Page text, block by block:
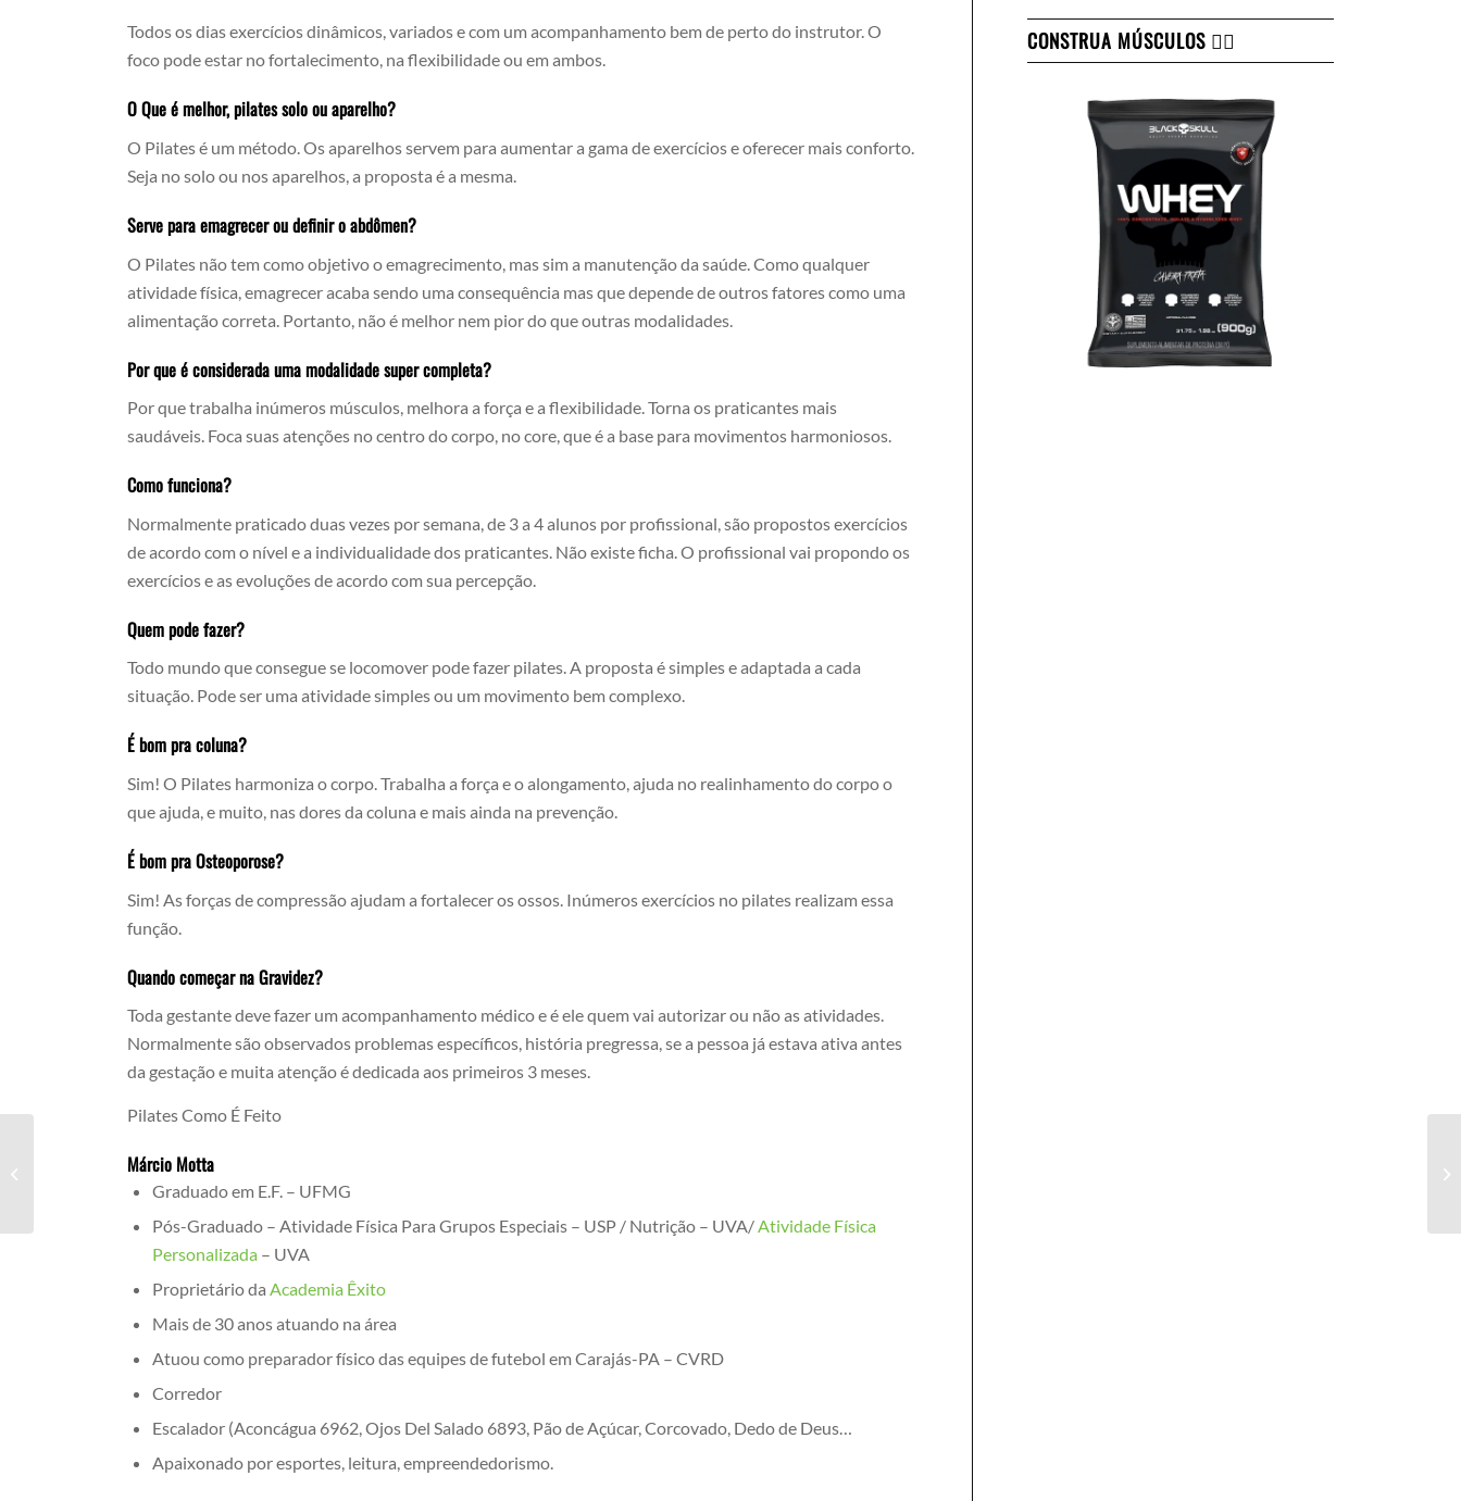
Todos os dias exercícios dinâmicos, variados e com um acompanhamento bem de perto do instrutor. O
foco pode estar no fortalecimento, na flexibilidade ou em ambos.
O Que é melhor, pilates solo ou aparelho?
O Pilates é um método. Os aparelhos servem para aumentar a gama de exercícios e oferecer mais conforto.
Seja no solo ou nos aparelhos, a proposta é a mesma.
Serve para emagrecer ou definir o abdômen?
O Pilates não tem como objetivo o emagrecimento, mas sim a manutenção da saúde. Como qualquer
atividade física, emagrecer acaba sendo uma consequência mas que depende de outros fatores como uma
alimentação correta. Portanto, não é melhor nem pior do que outras modalidades.
Por que é considerada uma modalidade super completa?
Por que trabalha inúmeros músculos, melhora a força e a flexibilidade. Torna os praticantes mais
saudáveis. Foca suas atenções no centro do corpo, no core, que é a base para movimentos harmoniosos.
Como funciona?
Normalmente praticado duas vezes por semana, de 3 a 4 alunos por profissional, são propostos exercícios
de acordo com o nível e a individualidade dos praticantes. Não existe ficha. O profissional vai propondo os
exercícios e as evoluções de acordo com sua percepção.
Quem pode fazer?
Todo mundo que consegue se locomover pode fazer pilates. A proposta é simples e adaptada a cada
situação. Pode ser uma atividade simples ou um movimento bem complexo.
É bom pra coluna?
Sim! O Pilates harmoniza o corpo. Trabalha a força e o alongamento, ajuda no realinhamento do corpo o
que ajuda, e muito, nas dores da coluna e mais ainda na prevenção.
É bom pra Osteoporose?
Sim! As forças de compressão ajudam a fortalecer os ossos. Inúmeros exercícios no pilates realizam essa
função.
Quando começar na Gravidez?
Toda gestante deve fazer um acompanhamento médico e é ele quem vai autorizar ou não as atividades.
Normalmente são observados problemas específicos, história pregressa, se a pessoa já estava ativa antes
da gestação e muita atenção é dedicada aos primeiros 3 meses.
Pilates Como É Feito
Márcio Motta
Graduado em E.F. – UFMG
Pós-Graduado – Atividade Física Para Grupos Especiais – USP / Nutrição – UVA/Atividade Física
Personalizada – UVA
Proprietário daAcademia Êxito
Mais de 30 anos atuando na área
Atuou como preparador físico das equipes de futebol em Carajás-PA – CVRD
Corredor
Escalador (Aconcágua 6962, Ojos Del Salado 6893, Pão de Açúcar, Corcovado, Dedo de Deus…
Apaixonado por esportes, leitura, empreendedorismo.
CONSTRUA MÚSCULOS 👇🏻
Pilates Como Fazer